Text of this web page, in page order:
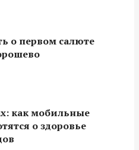
о первом салюте
как мобильные
о здоровье